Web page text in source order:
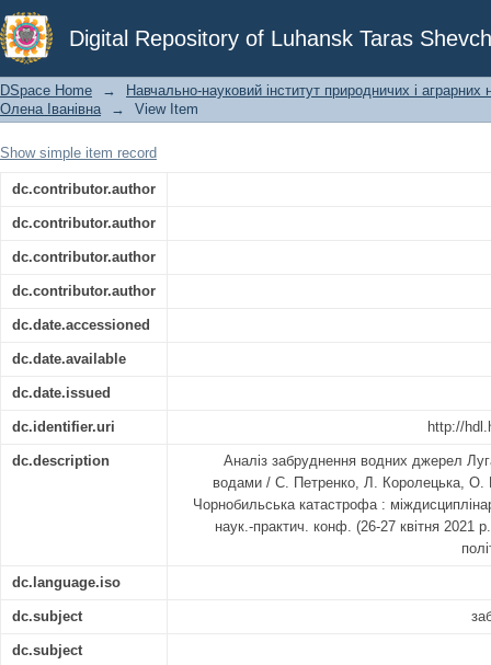
Digital Repository of Luhansk Taras
Аналіз забруднення водних джерел
DSpace Home →
Навчально-науковий інститут природничих і аграрних
Олена Іванівна
→ View Item
Show simple item record
dc.contributor.author
dc.contributor.author
dc.contributor.author
dc.contributor.author
dc.date.accessioned
dc.date.available
dc.date.issued
dc.identifier.uri http://
dc.description
Аналіз забруднення водних джерел
водами / С. Петренко, Л. Королецька,
Чорнобильська катастрофа :
наук.-практич. конф. (26-27 квітня 2021
dc.language.iso
dc.subject
dc.subject